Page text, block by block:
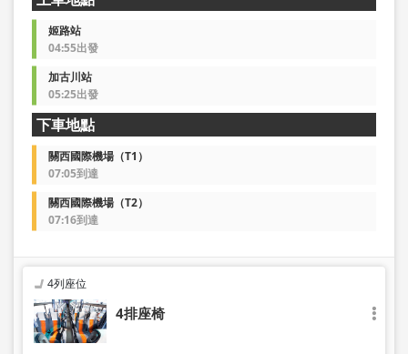
姬路站
04:55出發
加古川站
05:25出發
下車地點
關西國際機場（T1）
07:05到達
關西國際機場（T2）
07:16到達
4列座位
4排座椅